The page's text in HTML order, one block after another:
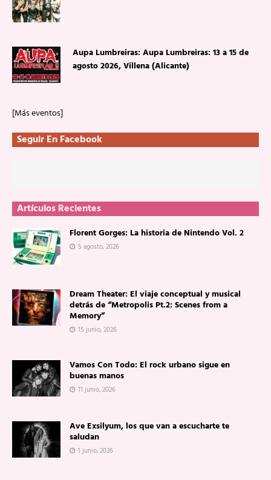
Aupa Lumbreiras: Aupa Lumbreiras: 13 a 15 de
agosto 2026, Villena (Alicante)
[Más eventos]
Seguir En Facebook
Artículos Recientes
Florent Gorges: La historia de Nintendo Vol. 2
5 agosto, 2026
Dream Theater: El viaje conceptual y musical
detrás de “Metropolis Pt.2: Scenes from a
Memory”
15 junio, 2026
Vamos Con Todo: El rock urbano sigue en
buenas manos
11 junio, 2026
Ave Exsilyum, los que van a escucharte te
saludan
1 junio, 2026